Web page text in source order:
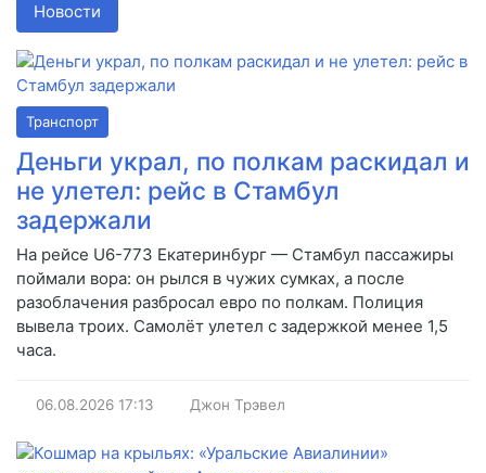
Новости
Транспорт
Деньги украл, по полкам раскидал и
не улетел: рейс в Стамбул
задержали
На рейсе U6-773 Екатеринбург — Стамбул пассажиры
поймали вора: он рылся в чужих сумках, а после
разоблачения разбросал евро по полкам. Полиция
вывела троих. Самолёт улетел с задержкой менее 1,5
часа.
06.08.2026 17:13 Джон Трэвел